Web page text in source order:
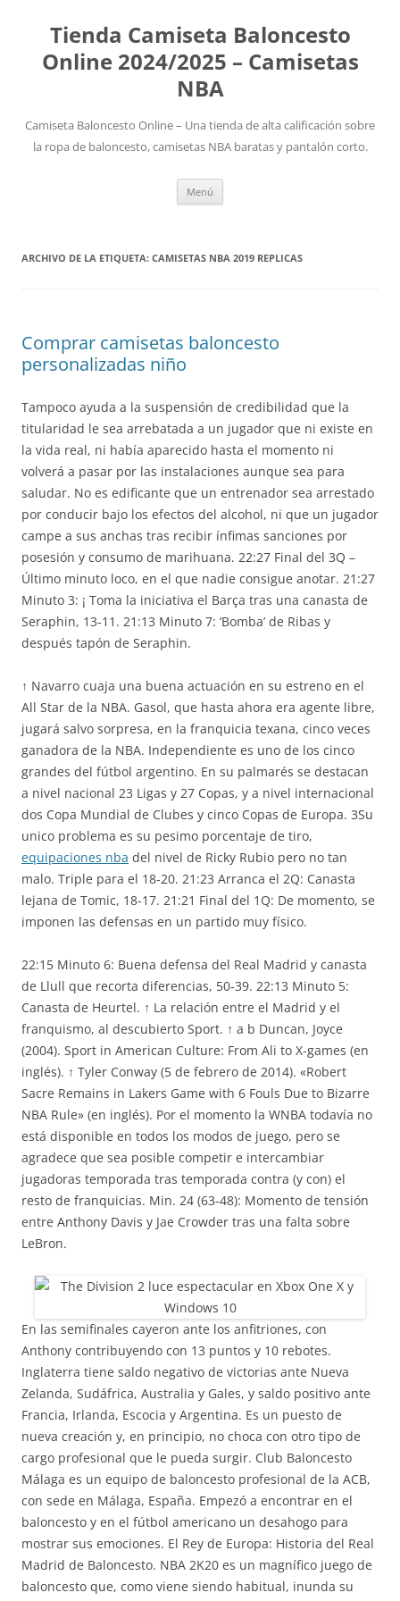
Tienda Camiseta Baloncesto
Online 2024/2025 – Camisetas
NBA
Camiseta Baloncesto Online – Una tienda de alta calificación sobre
la ropa de baloncesto, camisetas NBA baratas y pantalón corto.
Menú
ARCHIVO DE LA ETIQUETA: CAMISETAS NBA 2019 REPLICAS
Comprar camisetas baloncesto
personalizadas niño
Tampoco ayuda a la suspensión de credibilidad que la
titularidad le sea arrebatada a un jugador que ni existe en
la vida real, ni había aparecido hasta el momento ni
volverá a pasar por las instalaciones aunque sea para
saludar. No es edificante que un entrenador sea arrestado
por conducir bajo los efectos del alcohol, ni que un jugador
campe a sus anchas tras recibir ínfimas sanciones por
posesión y consumo de marihuana. 22:27 Final del 3Q –
Último minuto loco, en el que nadie consigue anotar. 21:27
Minuto 3: ¡ Toma la iniciativa el Barça tras una canasta de
Seraphin, 13-11. 21:13 Minuto 7: ‘Bomba’ de Ribas y
después tapón de Seraphin.
↑ Navarro cuaja una buena actuación en su estreno en el
All Star de la NBA. Gasol, que hasta ahora era agente libre,
jugará salvo sorpresa, en la franquicia texana, cinco veces
ganadora de la NBA. Independiente es uno de los cinco
grandes del fútbol argentino. En su palmarés se destacan
a nivel nacional 23 Ligas y 27 Copas, y a nivel internacional
dos Copa Mundial de Clubes y cinco Copas de Europa. 3Su
unico problema es su pesimo porcentaje de tiro,
equipaciones nba del nivel de Ricky Rubio pero no tan
malo. Triple para el 18-20. 21:23 Arranca el 2Q: Canasta
lejana de Tomic, 18-17. 21:21 Final del 1Q: De momento, se
imponen las defensas en un partido muy físico.
22:15 Minuto 6: Buena defensa del Real Madrid y canasta
de Llull que recorta diferencias, 50-39. 22:13 Minuto 5:
Canasta de Heurtel. ↑ La relación entre el Madrid y el
franquismo, al descubierto Sport. ↑ a b Duncan, Joyce
(2004). Sport in American Culture: From Ali to X-games (en
inglés). ↑ Tyler Conway (5 de febrero de 2014). «Robert
Sacre Remains in Lakers Game with 6 Fouls Due to Bizarre
NBA Rule» (en inglés). Por el momento la WNBA todavía no
está disponible en todos los modos de juego, pero se
agradece que sea posible competir e intercambiar
jugadoras temporada tras temporada contra (y con) el
resto de franquicias. Min. 24 (63-48): Momento de tensión
entre Anthony Davis y Jae Crowder tras una falta sobre
LeBron.
En las semifinales cayeron ante los anfitriones, con
Anthony contribuyendo con 13 puntos y 10 rebotes.
Inglaterra tiene saldo negativo de victorias ante Nueva
Zelanda, Sudáfrica, Australia y Gales, y saldo positivo ante
Francia, Irlanda, Escocia y Argentina. Es un puesto de
nueva creación y, en principio, no choca con otro tipo de
cargo profesional que le pueda surgir. Club Baloncesto
Málaga es un equipo de baloncesto profesional de la ACB,
con sede en Málaga, España. Empezó a encontrar en el
baloncesto y en el fútbol americano un desahogo para
mostrar sus emociones. El Rey de Europa: Historia del Real
Madrid de Baloncesto. NBA 2K20 es un magnífico juego de
baloncesto que, como viene siendo habitual, inunda su